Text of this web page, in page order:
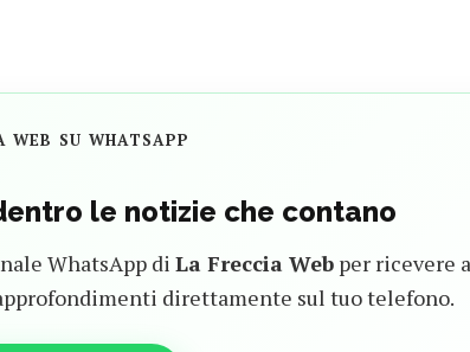
WEB SU WHATSAPP
le notizie che contano
WhatsApp diLa Freccia Web per ricevere
direttamente sul tuo telefono.